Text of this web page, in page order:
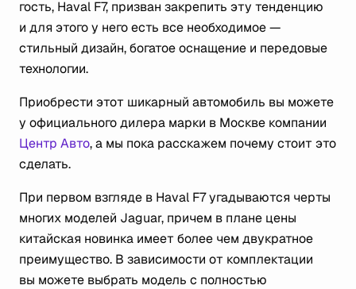
гость, Haval F7, призван закрепить эту тенденцию
и для этого у него есть все необходимое —
стильный дизайн, богатое оснащение и передовые
технологии.
Приобрести этот шикарный автомобиль вы можете
у официального дилера марки в Москве компании
Центр Авто, а мы пока расскажем почему стоит это
сделать.
При первом взгляде в Haval F7 угадываются черты
многих моделей Jaguar, причем в плане цены
китайская новинка имеет более чем двукратное
преимущество. В зависимости от комплектации
вы можете выбрать модель с полностью